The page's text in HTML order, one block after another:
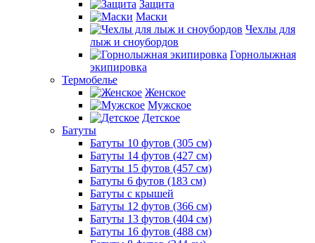
Защита
Маски
Чехлы для
лыж и сноубордов
Горнолыжная
экипировка
Термобелье
Женское
Мужское
Детское
Батуты
Батуты 10 футов (305 см)
Батуты 14 футов (427 см)
Батуты 15 футов (457 см)
Батуты 6 футов (183 см)
Батуты с крышей
Батуты 12 футов (366 см)
Батуты 13 футов (404 см)
Батуты 16 футов (488 см)